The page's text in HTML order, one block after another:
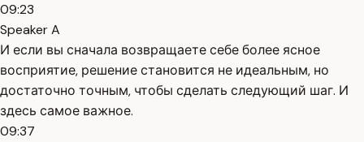
09:23
Speaker A
И если вы сначала возвращаете себе более ясное
восприятие, решение становится не идеальным, но
достаточно точным, чтобы сделать следующий шаг. И
здесь самое важное.
09:37